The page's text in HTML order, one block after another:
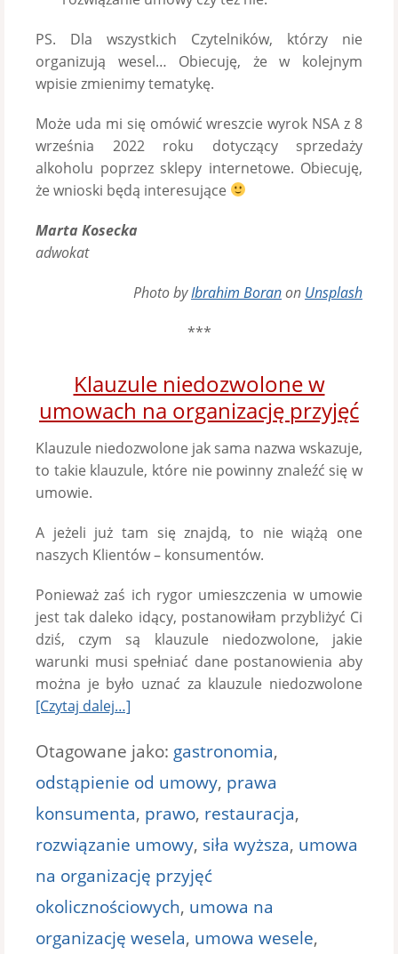
PS. Dla wszystkich Czytelników, którzy nie
organizują wesel… Obiecuję, że w kolejnym
wpisie zmienimy tematykę.
Może uda mi się omówić wreszcie wyrok NSA z 8
września 2022 roku dotyczący sprzedaży
alkoholu poprzez sklepy internetowe. Obiecuję,
że wnioski będą interesujące
Marta Kosecka
adwokat
Photo byIbrahim Boranon Unsplash
***
Klauzule niedozwolone w
umowach na organizację przyjęć
Klauzule niedozwolone jak sama nazwa wskazuje,
to takie klauzule, które nie powinny znaleźć się w
umowie.
A jeżeli już tam się znajdą, to nie wiążą one
naszych Klientów – konsumentów.
Ponieważ zaś ich rygor umieszczenia w umowie
jest tak daleko idący, postanowiłam przybliżyć Ci
dziś, czym są klauzule niedozwolone, jakie
warunki musi spełniać dane postanowienia aby
można je było uznać za klauzule niedozwolone
[Czytaj dalej…]
Otagowane jako: gastronomia,
odstąpienie od umowy, prawa
konsumenta, prawo, restauracja,
rozwiązanie umowy, siła wyższa, umowa
na organizację przyjęć
okolicznościowych, umowa na
organizację wesela, umowa wesele,